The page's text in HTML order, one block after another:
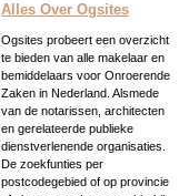
Alles Over Ogsites
Ogsites probeert een overzicht
te bieden van alle makelaar en
bemiddelaars voor Onroerende
Zaken in Nederland. Alsmede
van de notarissen, architecten
en gerelateerde publieke
dienstverlenende organisaties.
De zoekfunties per
postcodegebied of op provincie